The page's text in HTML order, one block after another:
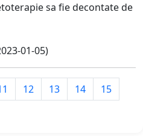
sa fie decontate de
01-05)
12 13 14
15